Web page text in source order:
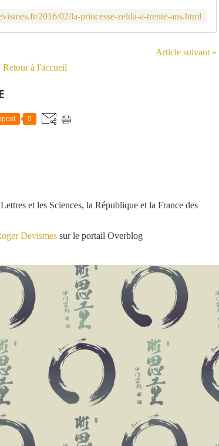
2016/02/la-princesse-zelda-a-trente-ans.html
Article suivant »
Retour à l'accueil
0
et les Sciences, la République et la France des
Devismes sur le portail Overblog